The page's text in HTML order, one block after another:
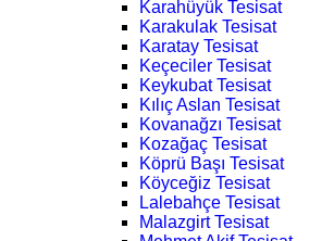
Karahüyük Tesisat
Karakulak Tesisat
Karatay Tesisat
Keçeciler Tesisat
Keykubat Tesisat
Kılıç Aslan Tesisat
Kovanağzı Tesisat
Kozağaç Tesisat
Köprü Başı Tesisat
Köyceğiz Tesisat
Lalebahçe Tesisat
Malazgirt Tesisat